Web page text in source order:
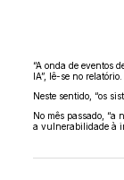
“A onda de eventos
IA”, lê-se no relatório.
Neste sentido, “os
No mês passado,
a vulnerabilidade à